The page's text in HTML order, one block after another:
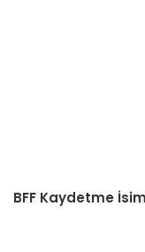
BFF Kaydetme